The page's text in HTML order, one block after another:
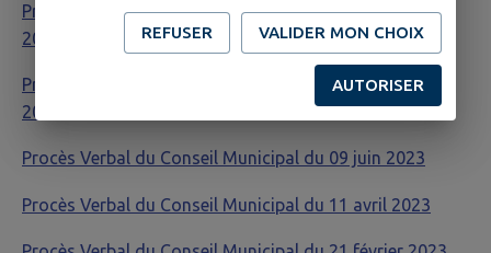
Procès Verbal du Conseil Municipal du 28 novembre
2023
Procès Verbal du Conseil Municipal du 19 septembre
2023
Procès Verbal du Conseil Municipal du 09 juin 2023
Procès Verbal du Conseil Municipal du 11 avril 2023
REFUSER VALIDER MON CHOIX
AUTORISER